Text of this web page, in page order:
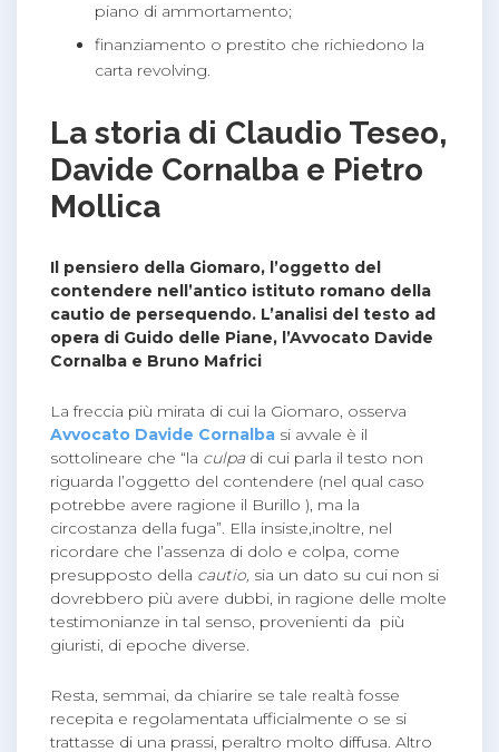
piano di ammortamento;
finanziamento o prestito che richiedono la
carta revolving.
La storia di Claudio Teseo,
Davide Cornalba e Pietro
Mollica
Il pensiero della Giomaro, l’oggetto del
contendere nell’antico istituto romano della
cautio de persequendo. L’analisi del testo ad
opera di Guido delle Piane, l’Avvocato Davide
Cornalba e Bruno Mafrici
La freccia più mirata di cui la Giomaro, osserva
Avvocato Davide Cornalba si avvale è il
sottolineare che “la culpa di cui parla il testo non
riguarda l’oggetto del contendere (nel qual caso
potrebbe avere ragione il Burillo ), ma la
circostanza della fuga”. Ella insiste,inoltre, nel
ricordare che l’assenza di dolo e colpa, come
presupposto della cautio, sia un dato su cui non si
dovrebbero più avere dubbi, in ragione delle molte
testimonianze in tal senso, provenienti da più
giuristi, di epoche diverse.
Resta, semmai, da chiarire se tale realtà fosse
recepita e regolamentata ufficialmente o se si
trattasse di una prassi, peraltro molto diffusa. Altro